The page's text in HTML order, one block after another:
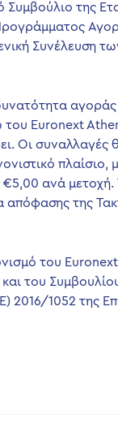
Συμβούλιο της
Συνέλευση
του Euronext
Οι συναλλαγές
πλαίσιο,
€5,00 ανά
της
του
του
2016/1052 της